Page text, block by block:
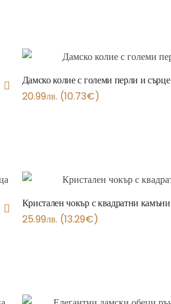
Дамско колие с големи перли и сърце
20.99лв. (10.73€)
Кристален чокър с квадратни камъни
25.99лв. (13.29€)